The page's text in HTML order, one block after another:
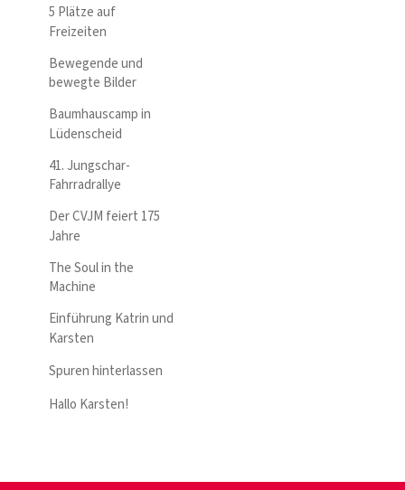
5 Plätze auf
Freizeiten
Bewegende und
bewegte Bilder
Baumhauscamp in
Lüdenscheid
41. Jungschar-
Fahrradrallye
Der CVJM feiert 175
Jahre
The Soul in the
Machine
Einführung Katrin und
Karsten
Spuren hinterlassen
Hallo Karsten!